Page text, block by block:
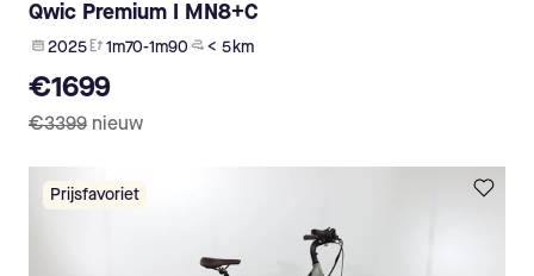
Qwic Premium I MN8+C
2025 1m70-1m90 < 5 km
€1699
€3399 nieuw
Prijsfavoriet